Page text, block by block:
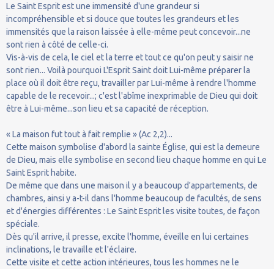
Le Saint Esprit est une immensité d'une grandeur si
incompréhensible et si douce que toutes les grandeurs et les
immensités que la raison laissée à elle-même peut concevoir...ne
sont rien à côté de celle-ci.
Vis-à-vis de cela, le ciel et la terre et tout ce qu'on peut y saisir ne
sont rien... Voilà pourquoi L'Esprit Saint doit Lui-même préparer la
place où il doit être reçu, travailler par Lui-même à rendre l'homme
capable de le recevoir...; c'est l'abîme inexprimable de Dieu qui doit
être à Lui-même...son lieu et sa capacité de réception.
« La maison fut tout à fait remplie » (Ac 2,2)...
Cette maison symbolise d'abord la sainte Église, qui est la demeure
de Dieu, mais elle symbolise en second lieu chaque homme en qui Le
Saint Esprit habite.
De même que dans une maison il y a beaucoup d'appartements, de
chambres, ainsi y a-t-il dans l'homme beaucoup de facultés, de sens
et d'énergies différentes : Le Saint Esprit les visite toutes, de façon
spéciale.
Dès qu'il arrive, il presse, excite l'homme, éveille en lui certaines
inclinations, le travaille et l'éclaire.
Cette visite et cette action intérieures, tous les hommes ne le